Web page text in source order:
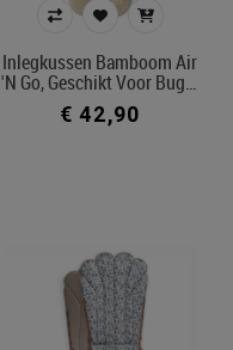
Inlegkussen Bamboom Air
'n Go, Geschikt Voor Bug…
€ 42,90